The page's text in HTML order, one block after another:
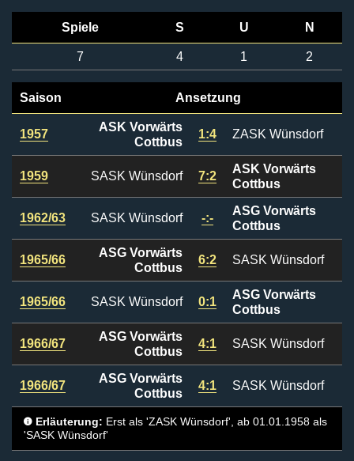
Spiele S U N
7 4 1 2
Saison Ansetzung
1957
ASK Vorwärts
Cottbus
1:4 ZASK Wünsdorf
1959 SASK Wünsdorf 7:2
ASK Vorwärts
Cottbus
1962/63 SASK Wünsdorf -:-
ASG Vorwärts
Cottbus
1965/66
ASG Vorwärts
Cottbus
6:2 SASK Wünsdorf
1965/66 SASK Wünsdorf 0:1
ASG Vorwärts
Cottbus
1966/67
ASG Vorwärts
Cottbus
4:1 SASK Wünsdorf
1966/67
ASG Vorwärts
Cottbus
4:1 SASK Wünsdorf
Erläuterung: Erst als 'ZASK Wünsdorf', ab 01.01.1958 als
'SASK Wünsdorf'